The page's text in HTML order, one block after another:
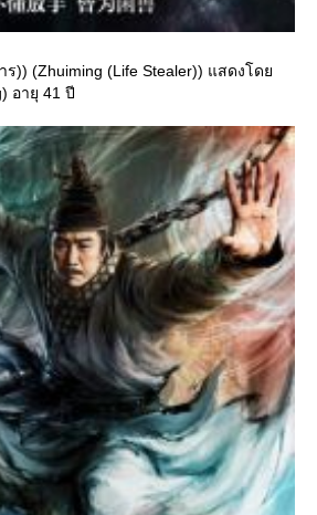
ร)) (Zhuiming (Life Stealer)) แสดงโด
อายุ 41 ปี